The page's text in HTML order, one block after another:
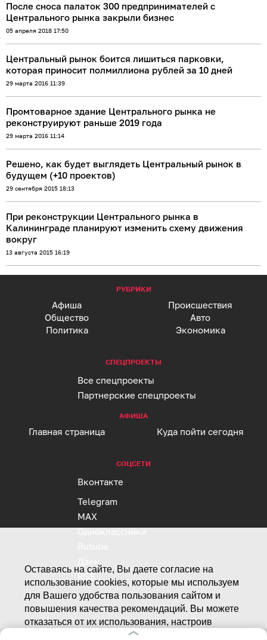
Оставаясь на сайте, Вы даете согласие на
использование cookies, которые мы используем
для Вашего удобства пользования сайтом и
повышения качества рекомендаций. Вы можете
отказаться от их использования, настроив
необходимые параметры в своем браузере.
После сноса палаток 300 предпринимателей с
Центрального рынка закрыли бизнес
05 апреля 2018 17:50
Центральный рынок боится лишиться парковки,
которая приносит полмиллиона рублей за 10 дней
29 марта 2016 11:39
Промтоварное здание Центрального рынка не
реконструируют раньше 2019 года
29 марта 2016 11:14
Решено, как будет выглядеть Центральный рынок в
будущем (+10 проектов)
29 сентября 2015 18:13
При реконструкции Центрального рынка в
Калининграде планируют изменить схему движения
вокруг
13 августа 2015 16:19
РУБРИКИ
Афиша
Происшествия
Общество
Авто
Политика
Экономика
СПЕЦПРОЕКТЫ
Все спецпроекты
Партнерские спецпроекты
АФИША
Главная страница Куда пойти сегодня
СОЦСЕТИ
Вконтакте
Telegram
MAX
Одноклассники
RSS